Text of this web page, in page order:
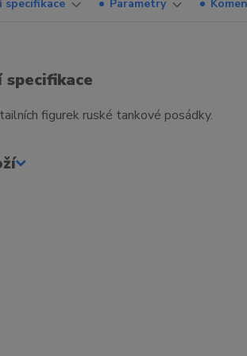
specifikace Parametry
figurek ruské tankové posádky.